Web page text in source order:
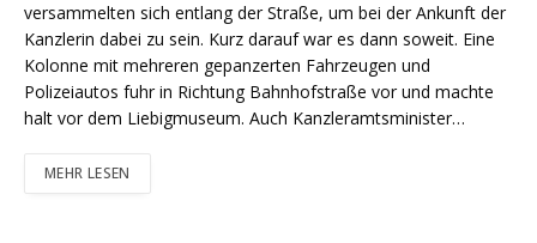
versammelten sich entlang der Straße, um bei der Ankunft der
Kanzlerin dabei zu sein. Kurz darauf war es dann soweit. Eine
Kolonne mit mehreren gepanzerten Fahrzeugen und
Polizeiautos fuhr in Richtung Bahnhofstraße vor und machte
halt vor dem Liebigmuseum. Auch Kanzleramtsminister…
MEHR LESEN